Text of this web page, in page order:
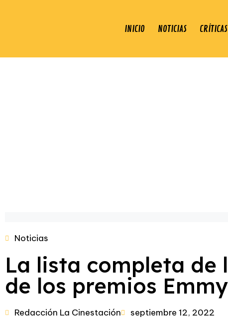
INICIO NOTICIAS CRÍTICAS
Noticias
La lista completa de
de los premios
Redacción La Cinestación septiembre 12, 2022